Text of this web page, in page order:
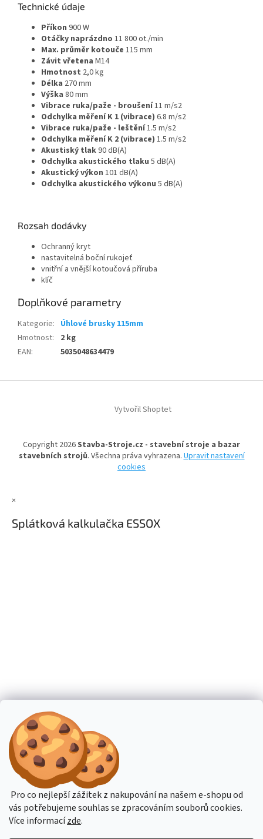
Pro co nejlepší zážitek z nakupování na našem e-shopu od
vás potřebujeme souhlas se zpracováním souborů cookies.
Více informacízde.
Technické údaje
Příkon 900 W
Otáčky naprázdno 11 800 ot./min
Max. průměr kotouče 115 mm
Závit vřetena M14
Hmotnost 2,0 kg
Délka 270 mm
Výška 80 mm
Vibrace ruka/paže - broušení11 m/s2
Odchylka měření K 1 (vibrace) 6.8 m/s2
Vibrace ruka/paže - leštění1.5 m/s2
Odchylka měření K 2 (vibrace) 1.5 m/s2
Akustiský tlak90 dB(A)
Odchylka akustického tlaku 5 dB(A)
Akustický výkon 101 dB(A)
Odchylka akustického výkonu 5 dB(A)
Rozsah dodávky
Ochranný kryt
nastavitelná boční rukojeť
vnitřní a vnější kotoučová příruba
klíč
Doplňkové parametry
Kategorie: Úhlové brusky 115mm
Hmotnost:
2 kg
EAN: 5035048634479
Vytvořil Shoptet
Copyright 2026Stavba-Stroje.cz - stavební stroje a bazar
stavebních strojů. Všechna práva vyhrazena.Upravit nastavení
cookies
×
Splátková kalkulačka ESSOX